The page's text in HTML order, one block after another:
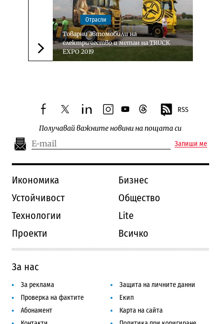
Следваща новина
Отрасли
Товарни автомобили на
електричество и метан на TRUCK
EXPO 2019
facebooktwitterlinkedininstagram
youtubethreads RSS
Получавай важните новини на пощата си
Запиши ме
Икономика
Бизнес
Устойчивост
Общество
Технологии
Lite
Проекти
Всичко
За нас
За реклама
Защита на личните данни
Проверка на фактите
Екип
Абонамент
Карта на сайта